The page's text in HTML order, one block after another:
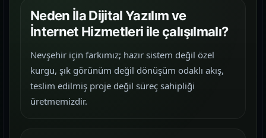
Neden İla Dijital Yazılım ve
İnternet Hizmetleri ile çalışılmalı?
Nevşehir için farkımız; hazır sistem değil özel
kurgu, şık görünüm değil dönüşüm odaklı akış,
teslim edilmiş proje değil süreç sahipliği
üretmemizdir.